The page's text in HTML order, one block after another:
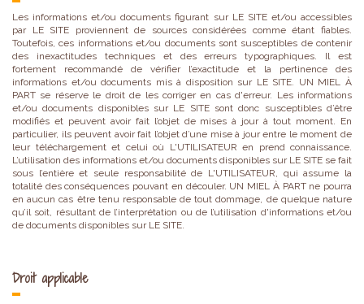
Les informations et/ou documents figurant sur LE SITE et/ou accessibles
par LE SITE proviennent de sources considérées comme étant fiables.
Toutefois, ces informations et/ou documents sont susceptibles de contenir
des inexactitudes techniques et des erreurs typographiques. Il est
fortement recommandé de vérifier l’exactitude et la pertinence des
informations et/ou documents mis à disposition sur LE SITE. UN MIEL À
PART se réserve le droit de les corriger en cas d'erreur. Les informations
et/ou documents disponibles sur LE SITE sont donc susceptibles d’être
modifiés et peuvent avoir fait l’objet de mises à jour à tout moment. En
particulier, ils peuvent avoir fait l’objet d’une mise à jour entre le moment de
leur téléchargement et celui où L'UTILISATEUR en prend connaissance.
L’utilisation des informations et/ou documents disponibles sur LE SITE se fait
sous l’entière et seule responsabilité de L'UTILISATEUR, qui assume la
totalité des conséquences pouvant en découler. UN MIEL À PART ne pourra
en aucun cas être tenu responsable de tout dommage, de quelque nature
qu’il soit, résultant de l’interprétation ou de l’utilisation d'informations et/ou
de documents disponibles sur LE SITE.
Droit applicable